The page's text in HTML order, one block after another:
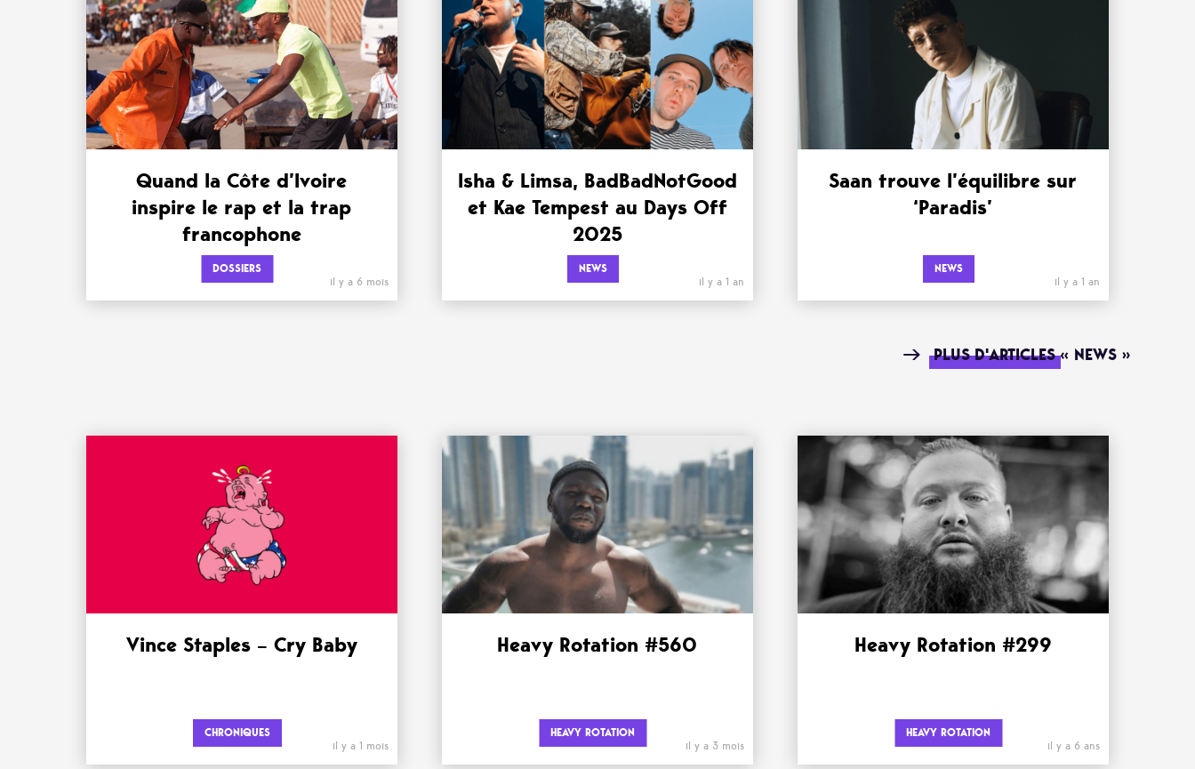
Quand la Côte d’Ivoire
inspire le rap et la trap
francophone
DOSSIERS
il y a 6 mois
Isha & Limsa, BadBadNotGood
et Kae Tempest au Days Off
2025
NEWS
il y a 1 an
Saan trouve l’équilibre sur
‘Paradis’
NEWS
il y a 1 an
PLUS D'ARTICLES « NEWS »
Vince Staples – Cry Baby
CHRONIQUES
il y a 1 mois
Heavy Rotation #560
HEAVY ROTATION
il y a 3 mois
Heavy Rotation #299
HEAVY ROTATION
il y a 6 ans